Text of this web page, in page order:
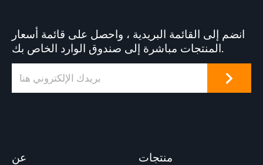
انضم إلى القائمة البريدية ، واحصل على قائمة أسعار
المنتجات مباشرة إلى صندوق الوارد الخاص بك.
عن
منتجات